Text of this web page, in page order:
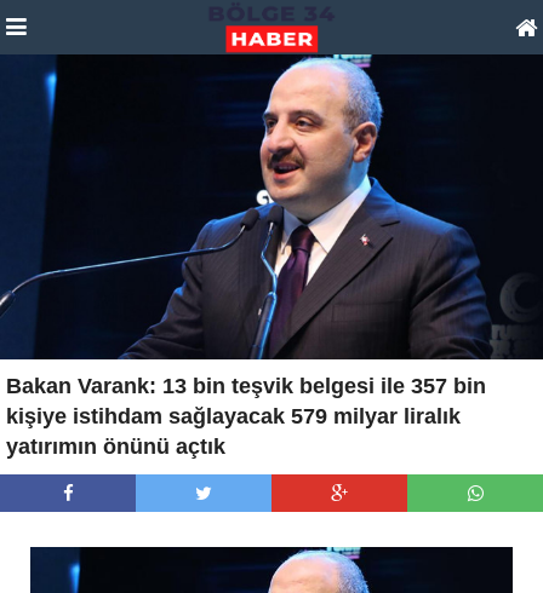
Bakan Varank: 13 bin teşvik belgesi ile 357 bin
kişiye istihdam sağlayacak 579 milyar liralık
yatırımın önünü açtık